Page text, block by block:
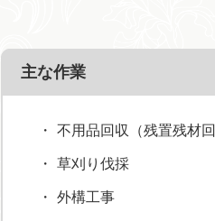
主な作業
不用品回収（残置残材回
草刈り伐採
外構工事